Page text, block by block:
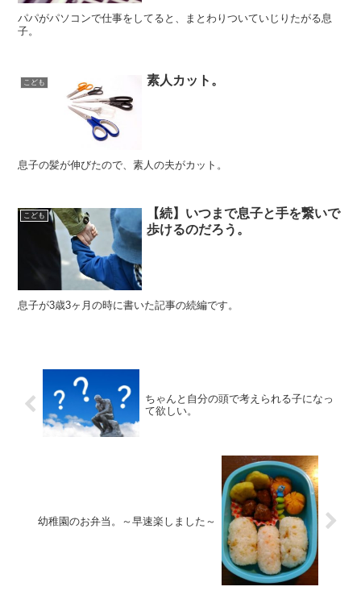
パパがパソコンで仕事をしてると、まとわりついていじりたがる息
子。
こども 素人カット。
息子の髪が伸びたので、素人の夫がカット。
こども
【続】いつまで息子と手を繋いで
歩けるのだろう。
息子が3歳3ヶ月の時に書いた記事の続編です。
ちゃんと自分の頭で考えられる子になっ
て欲しい。
幼稚園のお弁当。～早速楽しました～